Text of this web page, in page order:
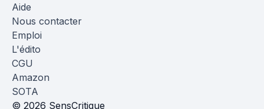
Aide
Nous contacter
Emploi
L'édito
CGU
Amazon
SOTA
© 2026 SensCritique